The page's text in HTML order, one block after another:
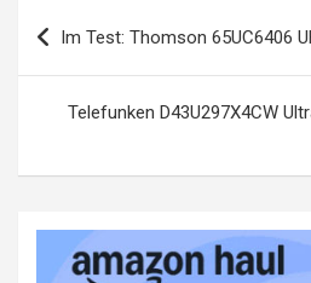
Beitragsnavigation
Im Test: Thomson 65UC6406
Telefunken D43U297X4CW